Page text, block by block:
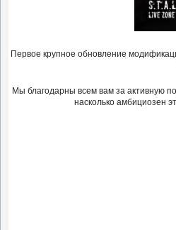
Первое крупное обновление
Мы благодарны всем вам за активную
насколько амбициозен